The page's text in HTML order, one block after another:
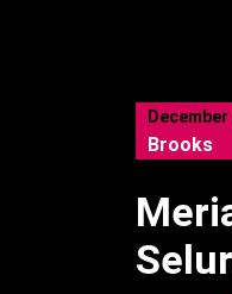
December
Brooks